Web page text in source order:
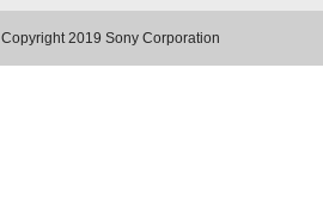
Copyright 2019 Sony Corporation